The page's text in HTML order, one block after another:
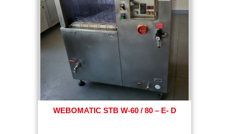
WEBOMATIC STB W-60 / 80 – E- D